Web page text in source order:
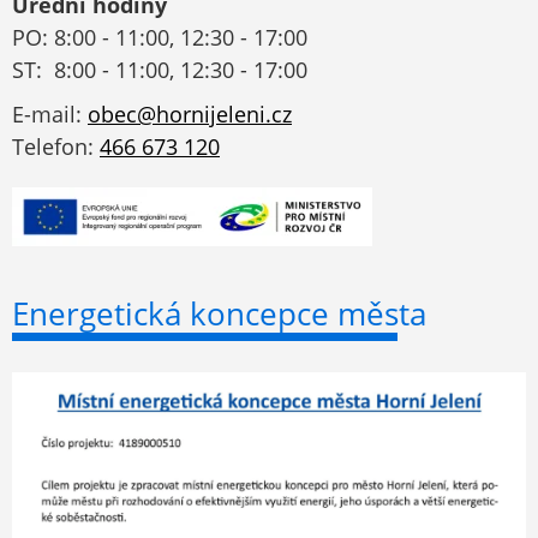
PO: 8:00 - 11:00, 12:30 - 17:00
ST: 8:00 - 11:00, 12:30 - 17:00
E-mail: obec@hornijeleni.cz
Telefon: 466 673 120
Energetická koncepce města